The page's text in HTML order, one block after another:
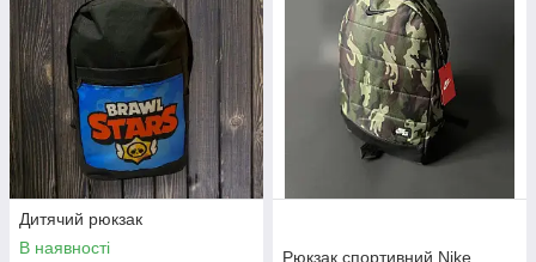
гідності.
Мета нашої роботи:
Модний дизайн
Уважно відстежуючи
регулярно поповнюємо свій
моделями нового сезону.
Дитячий рюкзак
В наявності
Рюкзак спортивний Nike